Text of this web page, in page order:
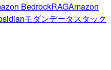
BedrockRAGAmazon
モダンデータスタック